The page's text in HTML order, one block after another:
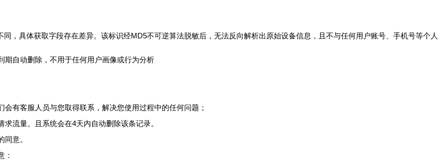
同，具体获取字段存在差异。该标识经MD5不可逆算法脱敏后，无法反向解析出原始设备信息，且不与任何用户账号、手机号等个人
期自动删除，不用于任何用户画像或行为分析
有客服人员与您取得联系，解决您使用过程中的任何问题；
流量。且系统会在4天内自动删除该条记录。
意。
：